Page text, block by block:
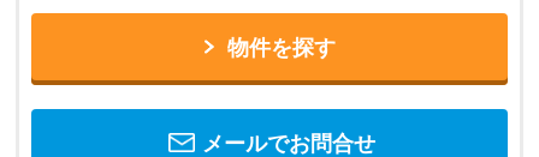
物件を探す
メールでお問合せ